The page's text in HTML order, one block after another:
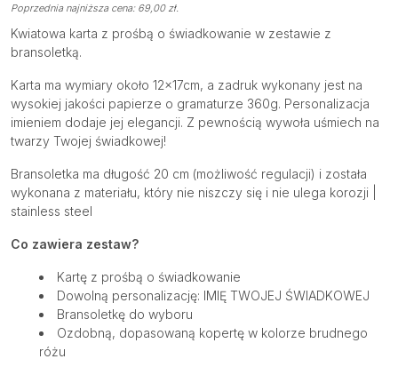
Poprzednia najniższa cena: 69,00 zł.
Kwiatowa karta z prośbą o świadkowanie w zestawie z
bransoletką.
Karta ma wymiary około 12x17cm, a zadruk wykonany jest na
wysokiej jakości papierze o gramaturze 360g. Personalizacja
imieniem dodaje jej elegancji. Z pewnością wywoła uśmiech na
twarzy Twojej świadkowej!
Bransoletka ma długość 20 cm (możliwość regulacji) i została
wykonana z materiału, który nie niszczy się i nie ulega korozji |
stainless steel
Co zawiera zestaw?
Kartę z prośbą o świadkowanie
Dowolną personalizację: IMIĘ TWOJEJ ŚWIADKOWEJ
Bransoletkę do wyboru
Ozdobną, dopasowaną kopertę w kolorze brudnego
różu